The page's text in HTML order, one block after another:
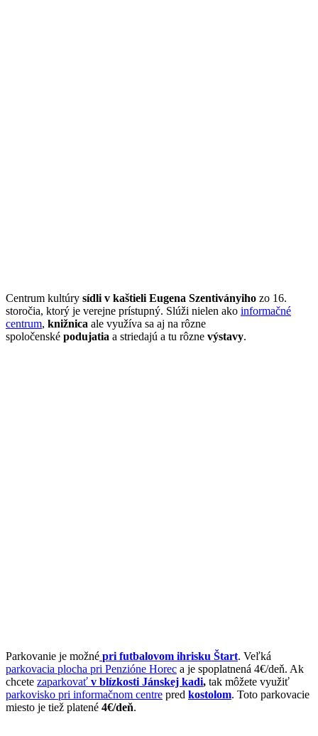
Centrum kultúry sídli v kaštieli Eugena Szentiványiho zo 16.
storočia, ktorý je verejne prístupný. Slúži nielen ako informačné
centrum, knižnica ale využíva sa aj na rôzne
spoločenské podujatia a striedajú a tu rôzne výstavy.
Parkovanie je možné pri futbalovom ihrisku Štart. Veľká
parkovacia plocha pri Penzióne Horec a je spoplatnená 4€/deň. Ak
chcete zaparkovať v blízkosti Jánskej kadi, tak môžete využiť
parkovisko pri informačnom centre pred kostolom. Toto parkovacie
miesto je tiež platené 4€/deň.